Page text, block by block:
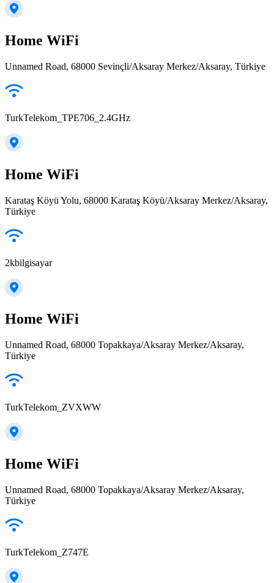
Home WiFi
Unnamed Road, 68000 Sevinçli/Aksaray Merkez/Aksaray, Türkiye
TurkTelekom_TPE706_2.4GHz
Home WiFi
Karataş Köyü Yolu, 68000 Karataş Köyü/Aksaray Merkez/Aksaray,
Türkiye
2kbilgisayar
Home WiFi
Unnamed Road, 68000 Topakkaya/Aksaray Merkez/Aksaray,
Türkiye
TurkTelekom_ZVXWW
Home WiFi
Unnamed Road, 68000 Topakkaya/Aksaray Merkez/Aksaray,
Türkiye
TurkTelekom_Z747E